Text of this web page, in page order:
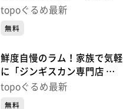
トレイン デポ」（太白区富
topoぐるめ最新
無料
鮮度自慢のラム！家族で気軽
に「ジンギスカン専門店 仙
羊 西多賀店」（太白区西多
topoぐるめ最新
無料